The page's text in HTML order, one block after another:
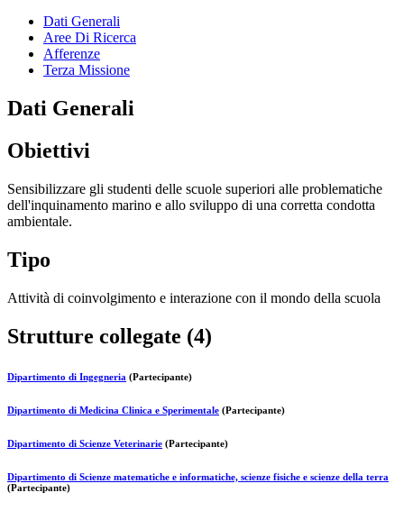
Dati Generali
Aree Di Ricerca
Afferenze
Terza Missione
Dati Generali
Obiettivi
Sensibilizzare gli studenti delle scuole superiori alle problematiche
dell'inquinamento marino e allo sviluppo di una corretta condotta
ambientale.
Tipo
Attività di coinvolgimento e interazione con il mondo della scuola
Strutture collegate (4)
Dipartimento di Ingegneria (Partecipante)
Dipartimento di Medicina Clinica e Sperimentale (Partecipante)
Dipartimento di Scienze Veterinarie (Partecipante)
Dipartimento di Scienze matematiche e informatiche, scienze fisiche e scienze della terra
(Partecipante)